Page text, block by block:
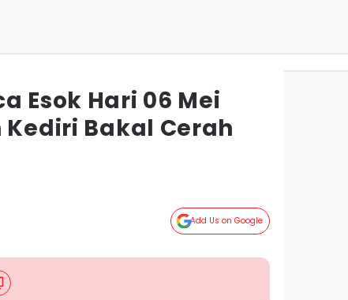
Esok Hari 06 Mei
Kediri Bakal Cerah
Add Us on Google